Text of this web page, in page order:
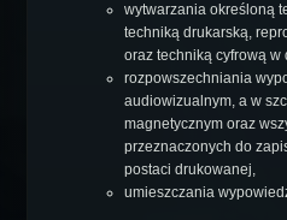
wytwarzania określoną
techniką drukarską,
oraz techniką cyfrową w
rozpowszechniania
audiowizualnym, a w
magnetycznym oraz
przeznaczonych do
postaci drukowanej,
umieszczania